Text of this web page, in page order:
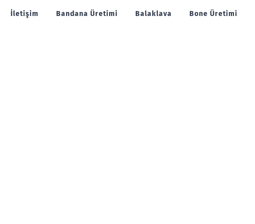
İletişim Bandana Üretimi Balaklava Bone Üretimi